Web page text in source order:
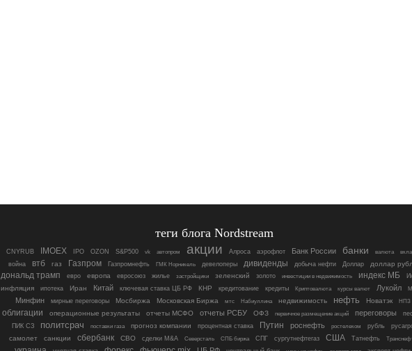
теги блога Nordstream
CNYRUB IMOEX IPO OZON S&P500 vk автопром акции Алроса аэрофлот Банк России банки валюта
война втб газ Газпром Газпромнефть ГМК Норникель девелоперы дивиденды добыча нефти Доллар доллар
дональд трамп евро европа евросоюз жилье застройщики зеленский золото инвестиции в недвижимость индекс МБ
инфляция ипотека Иран Китай ключевая ставка ЦБ РФ КНР кредитование кредиты Криптовалюта курсы валют Лукойл
Минфин мирные переговоры Мосбиржа Московская Биржа мтс Набиуллина недвижимость нефть Новатэк НПЗ
облигации операционные результаты отчеты МСФО отчеты РСБУ ОФЗ первичное размещение акций переговоры
ПИК СЗ
политсрач поставки газа прогноз компании процентная ставка Путин роснефть ростелеком рубль
самолет санкции сбербанк СВО сделки M&A Северсталь СПБ биржа СПГ сургутнефтегаз США Татнефть